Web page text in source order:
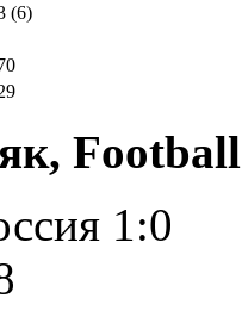
(6)
1:0